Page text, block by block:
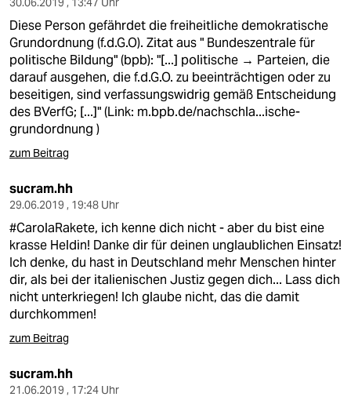
Diese Person gefährdet die freiheitliche demokratische
Grundordnung (f.d.G.O). Zitat aus " Bundeszentrale für
politische Bildung" (bpb): "[...] politische → Parteien, die
darauf ausgehen, die f.d.G.O. zu beeinträchtigen oder zu
beseitigen, sind verfassungswidrig gemäß Entscheidung
des BVerfG; [...]" (Link: m.bpb.de/nachschla...ische-
grundordnung )
zum Beitrag
sucram.hh
29.06.2019 , 19:48 Uhr
#CarolaRakete, ich kenne dich nicht - aber du bist eine
krasse Heldin! Danke dir für deinen unglaublichen Einsatz!
Ich denke, du hast in Deutschland mehr Menschen hinter
dir, als bei der italienischen Justiz gegen dich... Lass dich
nicht unterkriegen! Ich glaube nicht, das die damit
durchkommen!
zum Beitrag
sucram.hh
21.06.2019 , 17:24 Uhr